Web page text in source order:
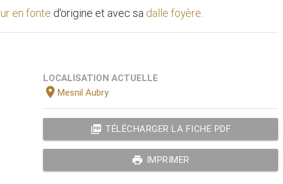
en fonte d'origine et avec sa dalle foyère.
LOCALISATION ACTUELLE
location_on Mesnil Aubry
picture_as_pdf TÉLÉCHARGER LA FICHE PDF
print IMPRIMER